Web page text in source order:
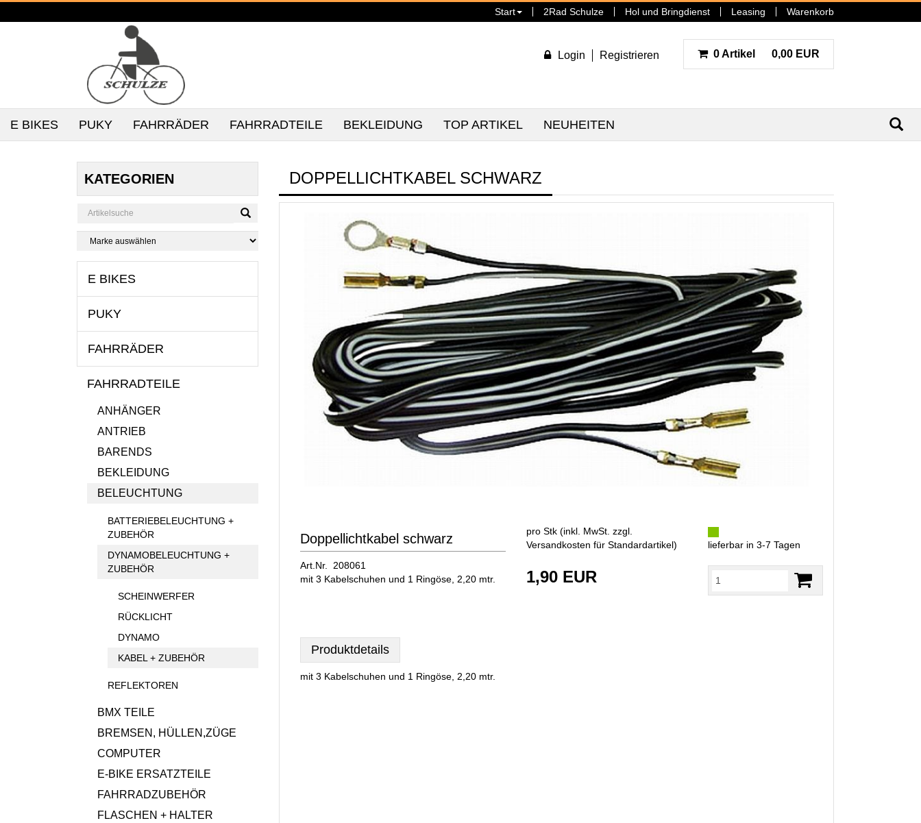
Start 2Rad Schulze Hol und Bringdienst Leasing Warenkorb
Login Registrieren 0 Artikel 0,00 EUR
E BIKES PUKY FAHRRÄDER FAHRRADTEILE BEKLEIDUNG TOP ARTIKEL NEUHEITEN
KATEGORIEN
E BIKES
PUKY
FAHRRÄDER
FAHRRADTEILE
ANHÄNGER
ANTRIEB
BARENDS
BEKLEIDUNG
BELEUCHTUNG
BATTERIEBELEUCHTUNG +
ZUBEHÖR
DYNAMOBELEUCHTUNG +
ZUBEHÖR
SCHEINWERFER
RÜCKLICHT
DYNAMO
KABEL + ZUBEHÖR
REFLEKTOREN
BMX TEILE
BREMSEN, HÜLLEN,ZÜGE
COMPUTER
E-BIKE ERSATZTEILE
FAHRRADZUBEHÖR
FLASCHEN + HALTER
DOPPELLICHTKABEL SCHWARZ
Doppellichtkabel schwarz
Art.Nr. 208061
mit 3 Kabelschuhen und 1 Ringöse, 2,20 mtr.
pro Stk (inkl. MwSt. zzgl.
Versandkosten für Standardartikel)
1,90 EUR
lieferbar in 3-7 Tagen
Produktdetails
mit 3 Kabelschuhen und 1 Ringöse, 2,20 mtr.